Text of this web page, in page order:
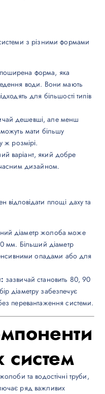
з різними формами
форма, яка
води. Вони мають
для більшості типів
дешевші, але менш
мати більшу
ж розмірі.
варіант, який добре
дизайном.
відповідати площі даху та
діаметр жолоба може
мм. Більший діаметр
опадами або для
зазвичай становить 80, 90
діаметру забезпечує
перевантаження системи.
систем
та водостічні труби,
ряд важливих